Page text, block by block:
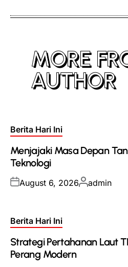
MORE
AUTHOR
Posted
Berita Hari Ini
Menjajaki Masa Depan
Teknologi
Posted
August 6, 2026Posted
admin
Posted
Berita Hari Ini
Strategi Pertahanan Laut
Perang Modern